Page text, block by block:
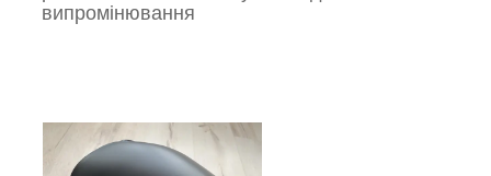
випромінювання